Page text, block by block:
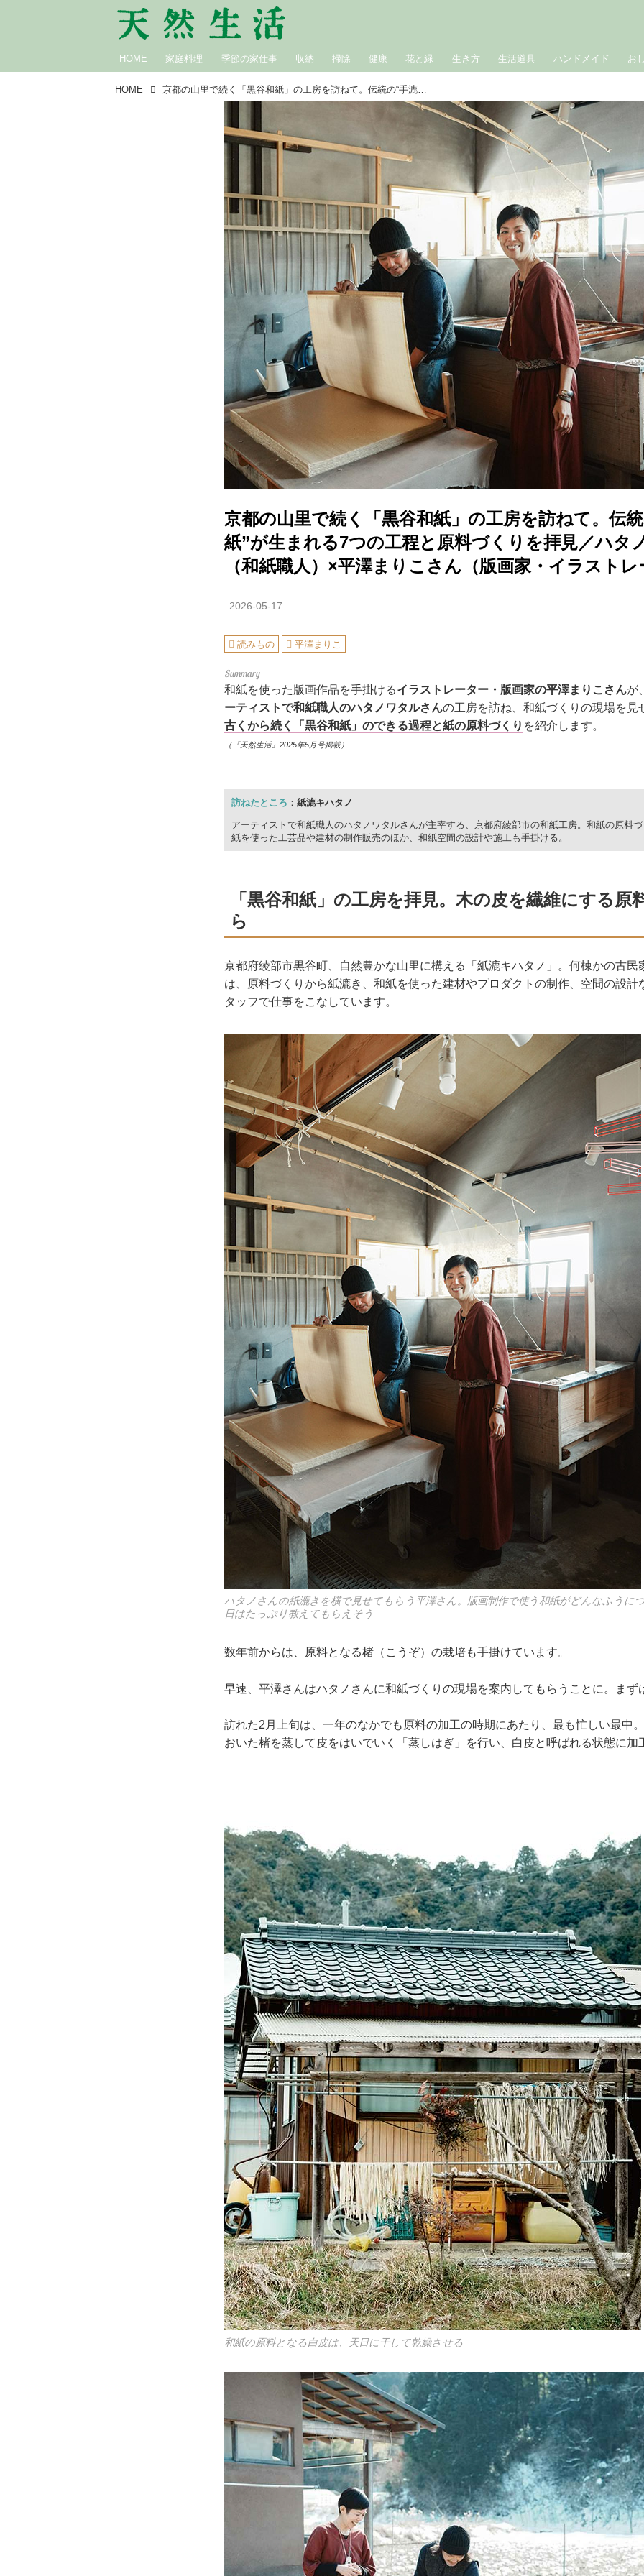
HOME 家庭料理 季節の家仕事 収納 掃除 健康 花と緑 生き方 生活道具 ハンドメイド お
HOME 京都の山里で続く「黒谷和紙」の工房を訪ねて。伝統の“手漉き和紙”が生まれる7つの工程と原料づくりを拝見／ハタノワタルさん（和紙職人）×平澤まりこさん（版画家・イラストレーター）
京都の山里で続く「黒谷和紙」の工房を訪ねて。伝
紙”が生まれる7つの工程と原料づくりを拝見／ハタ
（和紙職人）×平澤まりこさん（版画家・イラストレ
2026-05-17
読みもの 平澤まりこ
和紙を使った版画作品を手掛けるイラストレーター・版画家の平澤まりこさんが
ーティストで和紙職人のハタノワタルさんの工房を訪ね、和紙づくりの現場を見
古くから続く「黒谷和紙」のできる過程と紙の原料づくり を紹介します。
（『天然生活』2025年5月号掲載）
訪ねたところ ： 紙漉キハタノ
アーティストで和紙職人のハタノワタルさんが主宰する、京都府綾部市の和紙工房。和紙の原料
紙を使った工芸品や建材の制作販売のほか、和紙空間の設計や施工も手掛ける。
「黒谷和紙」の工房を拝見。木の皮を繊維にする原
ら
京都府綾部市黒谷町、自然豊かな山里に構える「紙漉キハタノ」。何棟かの古民
は、原料づくりから紙漉き、和紙を使った建材やプロダクトの制作、空間の設計
タッフで仕事をこなしています。
ハタノさんの紙漉きを横で見せてもらう平澤さん。版画制作で使う和紙がどんなふうに
日はたっぷり教えてもらえそう
数年前からは、原料となる楮（こうぞ）の栽培も手掛けています。
早速、平澤さんはハタノさんに和紙づくりの現場を案内してもらうことに。まず
訪れた2月上旬は、一年のなかでも原料の加工の時期にあたり、最も忙しい最中
おいた楮を蒸して皮をはいでいく「蒸しはぎ」を行い、白皮と呼ばれる状態に加
和紙の原料となる白皮は、天日に干して乾燥させる